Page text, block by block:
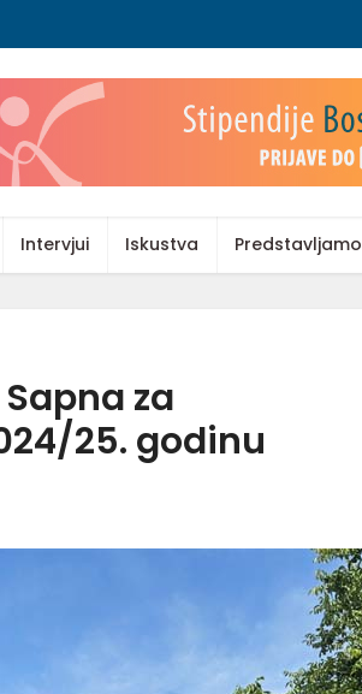
Intervjui Iskustva Predstavljamo
za
25. godinu